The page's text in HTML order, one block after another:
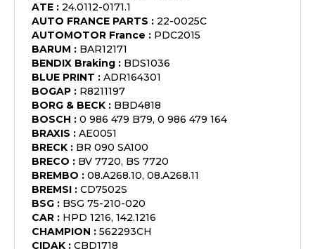
ATE : 24.0112-0171.1
AUTO FRANCE PARTS : 22-0025C
AUTOMOTOR France : PDC2015
BARUM : BAR12171
BENDIX Braking : BDS1036
BLUE PRINT : ADR164301
BOGAP : R8211197
BORG & BECK : BBD4818
BOSCH : 0 986 479 B79, 0 986 479 164
BRAXIS : AE0051
BRECK : BR 090 SA100
BRECO : BV 7720, BS 7720
BREMBO : 08.A268.10, 08.A268.11
BREMSI : CD7502S
BSG : BSG 75-210-020
CAR : HPD 1216, 142.1216
CHAMPION : 562293CH
CIDAK : CBD1718